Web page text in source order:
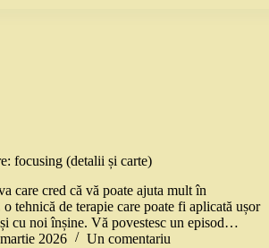
focusing (detalii și carte)
care cred că vă poate ajuta mult în
tehnică de terapie care poate fi aplicată ușor
cu noi înșine. Vă povestesc un episod…
2026 Un comentariu